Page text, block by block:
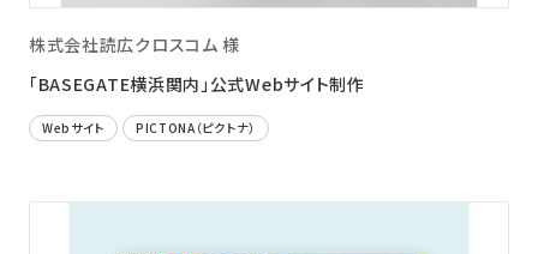
株式会社読広クロスコム 様
「BASEGATE横浜関内」公式Webサイト制作
Webサイト PICTONA（ピクトナ）